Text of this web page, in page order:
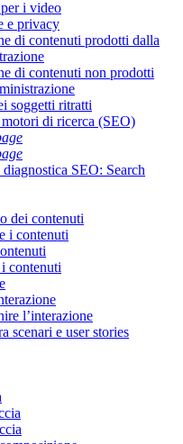
i video
e privacy
di contenuti prodotti dalla
di contenuti non prodotti
soggetti ritratti
di ricerca (SEO)
SEO: Search
dei contenuti
i contenuti
contenuti
l’interazione
scenari e user stories